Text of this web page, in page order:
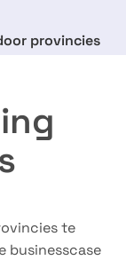
provincies
te
businesscase